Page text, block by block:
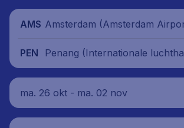
AMS Amsterdam (Amsterdam
PEN
Penang (Internationale
ng), Maleisië
ma. 26 okt - ma. 02 nov